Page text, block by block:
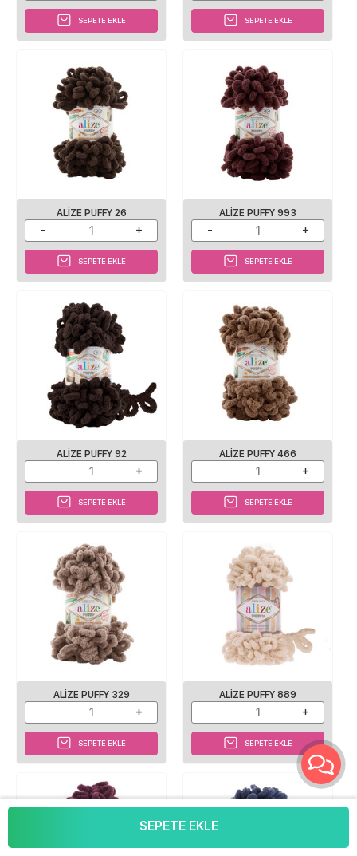
SEPETE EKLE
SEPETE EKLE SEPETE EKLE
ALIZE PUFFY 26
SEPETE EKLE
ALIZE PUFFY 993
SEPETE EKLE
ALIZE PUFFY 92
SEPETE EKLE
ALIZE PUFFY 466
SEPETE EKLE
ALIZE PUFFY 329
SEPETE EKLE
ALIZE PUFFY 889
SEPETE EKLE